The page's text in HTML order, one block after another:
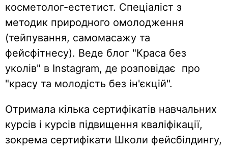
косметолог-естетист. Спеціаліст з
методик природного омолодження
(тейпування, самомасажу та
фейсфітнесу). Веде блог "Краса без
уколів" в Instagram, де розповідає про
"красу та молодість без ін'єкцій".
Отримала кілька сертифікатів навчальних
курсів і курсів підвищення кваліфікації,
зокрема сертифікати Школи фейсбілдингу,